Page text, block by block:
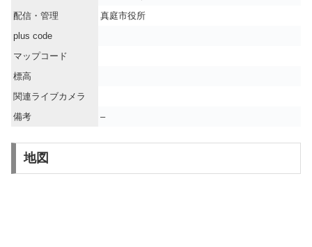
配信・管理
真庭市役所
plus code
マップコード
標高
関連ライブカメラ
備考
–
地図